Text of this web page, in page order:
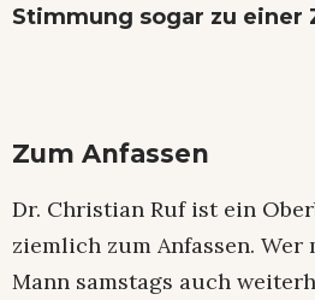
Stimmung sogar zu einer
Zum Anfassen
Dr. Christian Ruf ist ein
ziemlich zum Anfassen.
Mann samstags auch